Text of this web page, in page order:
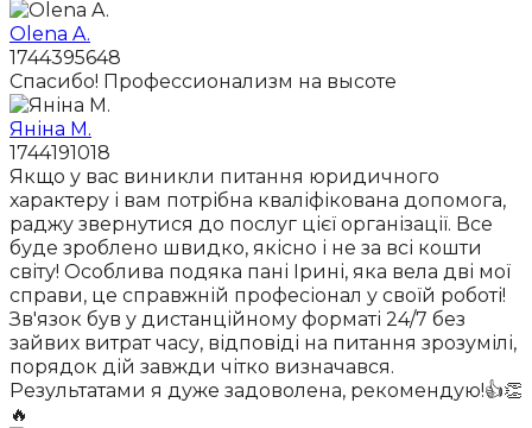
Olena A.
1744395648
Спасибо! Профессионализм на высоте
Яніна М.
1744191018
Якщо у вас виникли питання юридичного
характеру і вам потрібна кваліфікована допомога,
раджу звернутися до послуг цієї організації. Все
буде зроблено швидко, якісно і не за всі кошти
світу! Особлива подяка пані Ірині, яка вела дві мої
справи, це справжній професіонал у своїй роботі!
Зв'язок був у дистанційному форматі 24/7 без
зайвих витрат часу, відповіді на питання зрозумілі,
порядок дій завжди чітко визначався.
Результатами я дуже задоволена, рекомендую!👍👏
🔥